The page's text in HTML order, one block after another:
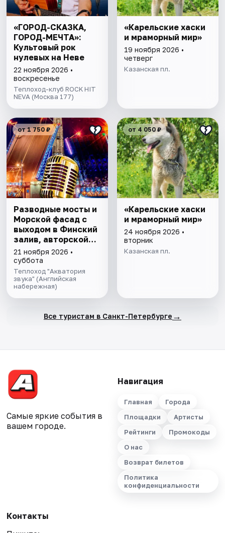
«ГОРОД-СКАЗКА,
ГОРОД-МЕЧТА»:
Культовый рок
нулевых на Неве
22 ноября 2026 •
воскресенье
Теплоход-клуб ROCK HIT
NEVA (Москва 177)
«Карельские хаски
и мраморный мир»
19 ноября 2026 •
четверг
Казанская пл.
от 1 750 ₽
Разводные мосты и
Морской фасад с
выходом в Финский
залив, авторской
экскурсией и живой
музыкой
21 ноября 2026 •
суббота
Теплоход "Акватория
звука" (Английская
набережная)
от 4 050 ₽
«Карельские хаски
и мраморный мир»
24 ноября 2026 •
вторник
Казанская пл.
Все туристам в Санкт-Петербурге →
Самые яркие события в
вашем городе.
Навигация
Главная
Города
Площадки
Артисты
Рейтинги
Промокоды
О нас
Возврат билетов
Политика
конфиденциальности
Контакты